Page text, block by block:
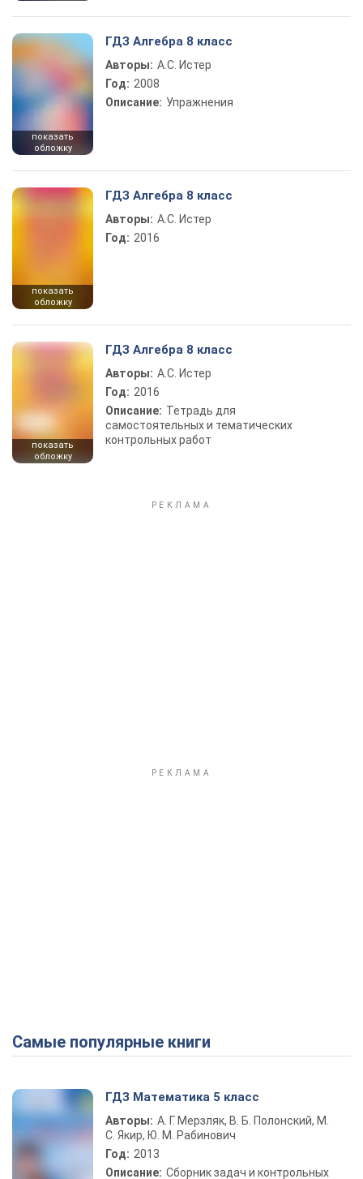
показать
обложку
ГДЗ Алгебра 8 класс
Авторы: А.С. Истер
Год: 2008
Описание: Упражнения
показать
обложку
ГДЗ Алгебра 8 класс
Авторы: А.С. Истер
Год: 2016
показать
обложку
ГДЗ Алгебра 8 класс
Авторы: А.С. Истер
Год: 2016
Описание: Тетрадь для
самостоятельных и тематических
контрольных работ
Самые популярные книги
ГДЗ Математика 5 класс
Авторы: А. Г. Мерзляк, В. Б. Полонский, М.
С. Якир, Ю. М. Рабинович
Год: 2013
Описание: Сборник задач и контрольных